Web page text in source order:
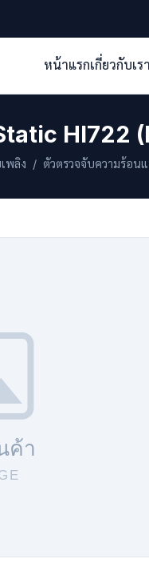
หน้าแรกเกี่ยวกับเรา
HI722
พลิง / ตัวตรวจจับความร้อน